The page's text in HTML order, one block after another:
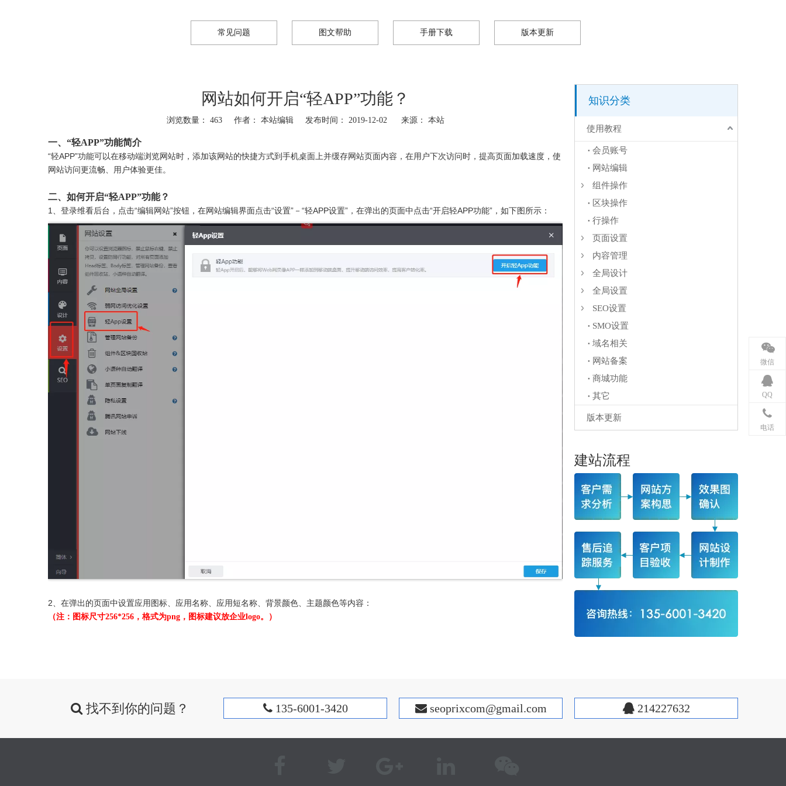
常见问题 图文帮助 手册下载 版本更新
网站如何开启“轻APP”功能？
浏览数量： 463作者： 本站编辑 发布时间： 2019-12-02 来源： 本站
一、“轻APP”功能简介
“轻APP”功能可以在移动端浏览网站时，添加该网站的快捷方式到手机桌面上并缓存网站页面内容，在用户下次访问时，提高页面加载速度，使
网站访问更流畅、用户体验更佳。
二、如何开启“轻APP”功能？
1、登录维看后台，点击“编辑网站”按钮，在网站编辑界面点击“设置”－“轻APP设置”，在弹出的页面中点击“开启轻APP功能”，如下图所示：
2、在弹出的页面中设置应用图标、应用名称、应用短名称、背景颜色、主题颜色等内容：
（注 ： 图标尺寸256*256，格式为png，图标建议放企业logo。）
知识分类
使用教程
会员账号
网站编辑
组件操作
区块操作
行操作
页面设置
内容管理
全局设计
全局设置
SEO设置
SMO设置
域名相关
网站备案
商城功能
其它
版本更新
建站流程
 找不到你的问题？ 135-6001-3420  seoprixcom@gmail.com 214227632
微信
QQ
电话